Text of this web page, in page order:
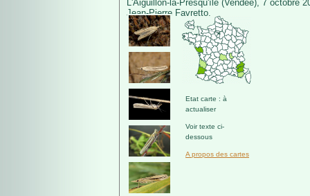
L'Aiguillon-la-Presqu'ïle (Vendée), 7 octobre
Jean-Pierre Favretto.
Etat carte : à
actualiser
Voir texte ci-
dessous
A propos des cartes